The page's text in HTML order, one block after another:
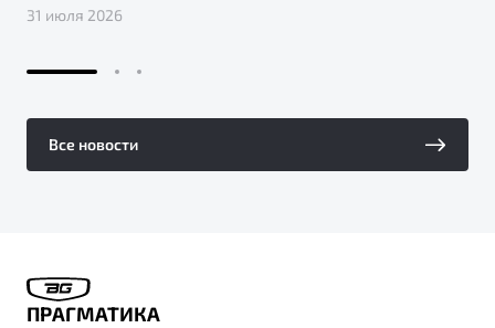
31 июля 2026
Все новости
ПРАГМАТИКА